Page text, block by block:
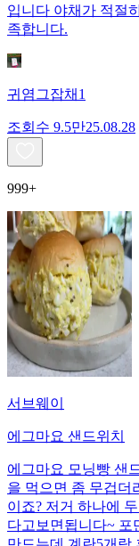
입니다 야채가 적절
족합니다.
귀염그잡채1
조회수 9.5만25.08.28
999+
서브웨이
에그마요 샌드위치
에그마요 모닝빵 샌
을 먹으면 좀 무겁더
이죠? 저거 하나에
다고보면됩니다~ 포